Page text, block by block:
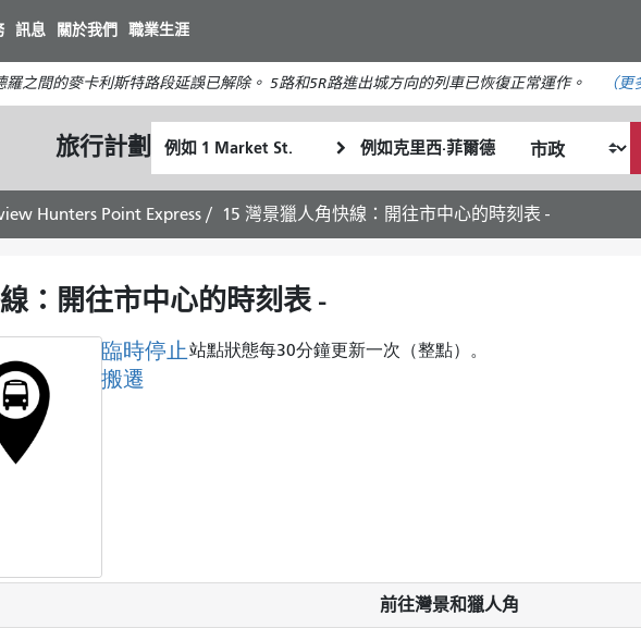
主
要
內
容
訊息 關於我們 職業生涯
之間的麥卡利斯特路段延誤已解除。 5路和5R路進出城方向的列車已恢復正常運作。 （更
旅行計劃
起
始
位
置
終
點
位
置
我
希
望
的
式
Hunters Point Express 15 灣景獵人角快線：開往市中心的時刻表 -
：開往市中心的時刻表 -
臨時停止
搬遷
站點狀態每30分鐘更新一次（整點）。
前往灣景和獵人角